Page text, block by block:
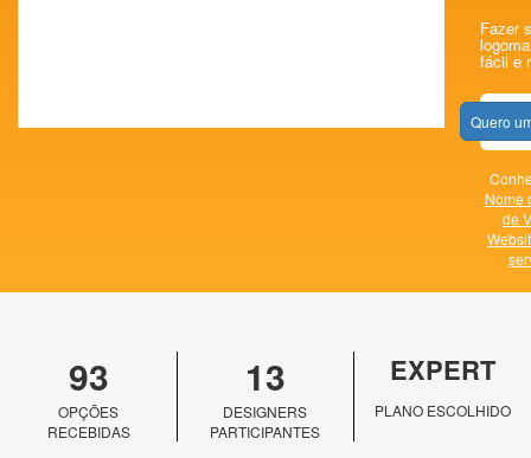
Fazer
fácil e
Quero
Nome
de
93
OPÇÕES
RECEBIDAS
13
DESIGNERS
PARTICIPANTES
EXPERT
PLANO ESCOLHIDO